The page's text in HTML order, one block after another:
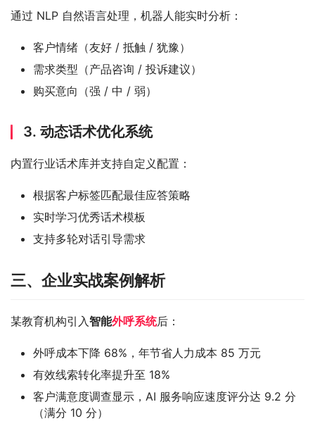
通过 NLP 自然语言处理，机器人能实时分析：
客户情绪（友好 / 抵触 / 犹豫）
需求类型（产品咨询 / 投诉建议）
购买意向（强 / 中 / 弱）
3. 动态话术优化系统
内置行业话术库并支持自定义配置：
根据客户标签匹配最佳应答策略
实时学习优秀话术模板
支持多轮对话引导需求
三、企业实战案例解析
某教育机构引入智能外呼系统后：
外呼成本下降 68%，年节省人力成本 85 万元
有效线索转化率提升至 18%
客户满意度调查显示，AI 服务响应速度评分达 9.2 分
（满分 10 分）